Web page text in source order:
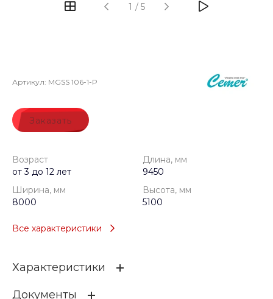
1 / 5
Артикул: MGSS 106-1-P
Заказать
Возраст
от 3 до 12 лет
Длина, мм
9450
Ширина, мм
8000
Высота, мм
5100
Все характеристики
Характеристики
Документы